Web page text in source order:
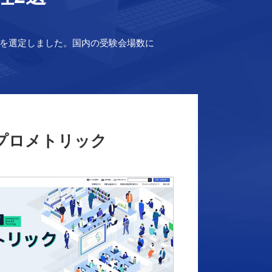
選定しました。国内の受験会場数に
ロメトリック